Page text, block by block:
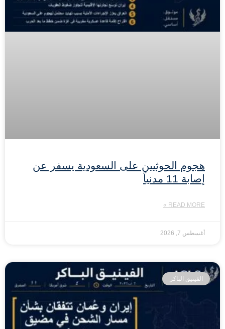
هجوم الحوثيين على السعودية يسفر عن
إصابة 11 مدنياً
READ MORE »
أغسطس 7, 2026
الفينيق الباكر